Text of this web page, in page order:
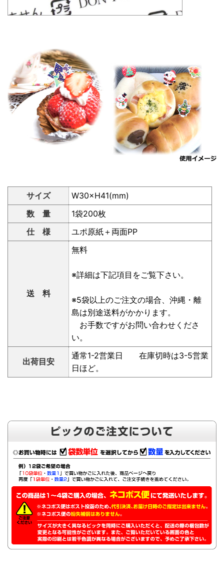
サイズ
W30×H41(mm)
数 量
1袋200枚
仕 様
ユポ原紙＋両面PP
送 料
無料
※詳細は下記項目をご覧下さい。
※5袋以上のご注文の場合、沖縄・離
島は別途送料がかかります。
お手数ですがお問い合わせくださ
い。
出荷目安
通常1-2営業日 在庫切時は3-5営業
日ほど。